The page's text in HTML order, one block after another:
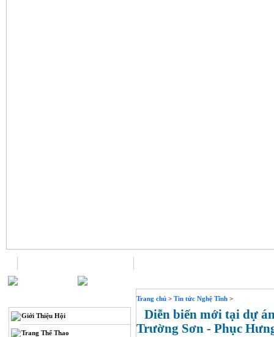
Giới Thiệu Hội
Trang Thể Thao
Trang chủ > Tin tức Nghệ Tĩnh >
Diễn biến mới tại dự
Trường Sơn - Phục